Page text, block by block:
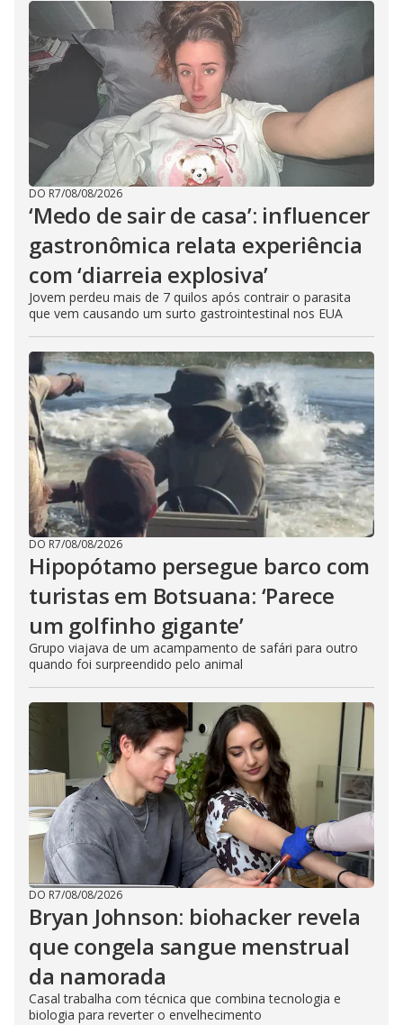
DO R7/08/08/2026
‘Medo de sair de casa’: influencer
gastronômica relata experiência
com ‘diarreia explosiva’
Jovem perdeu mais de 7 quilos após contrair o parasita
que vem causando um surto gastrointestinal nos EUA
DO R7/08/08/2026
Hipopótamo persegue barco com
turistas em Botsuana: ‘Parece
um golfinho gigante’
Grupo viajava de um acampamento de safári para outro
quando foi surpreendido pelo animal
DO R7/08/08/2026
Bryan Johnson: biohacker revela
que congela sangue menstrual
da namorada
Casal trabalha com técnica que combina tecnologia e
biologia para reverter o envelhecimento